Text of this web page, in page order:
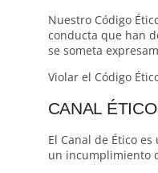
Nuestro Código
conducta que han
se someta
Violar el Código
CANAL ÉTICO
El Canal de Ético
un incumplimiento